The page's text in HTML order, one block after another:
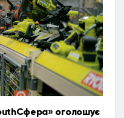
оголошує